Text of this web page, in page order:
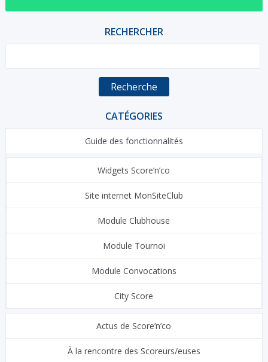
RECHERCHER
Recherche
CATÉGORIES
Guide des fonctionnalités
Widgets Score’n’co
Site internet MonSiteClub
Module Clubhouse
Module Tournoi
Module Convocations
City Score
Actus de Score’n’co
À la rencontre des Scoreurs/euses